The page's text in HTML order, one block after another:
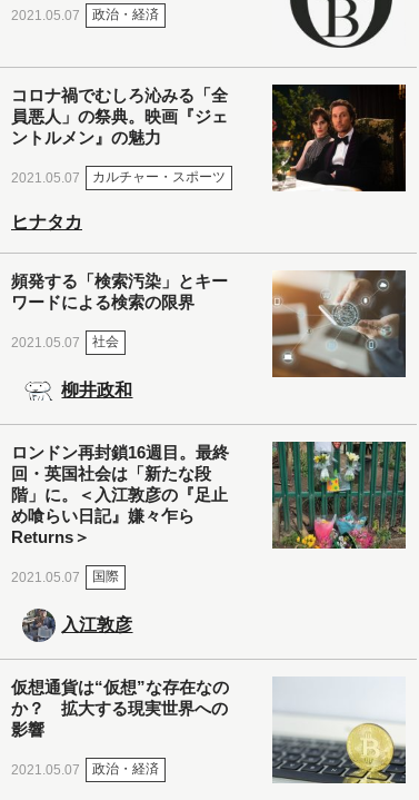
2021.05.07 政治・経済
コロナ禍でむしろ沁みる「全
員悪人」の祭典。映画『ジェ
ントルメン』の魅力
2021.05.07 カルチャー・スポーツ
ヒナタカ
頻発する「検索汚染」とキー
ワードによる検索の限界
2021.05.07 社会
柳井政和
ロンドン再封鎖16週目。最終
回・英国社会は「新たな段
階」に。＜入江敦彦の『足止
め喰らい日記』嫌々乍ら
Returns＞
2021.05.07 国際
入江敦彦
仮想通貨は“仮想”な存在なの
か？ 拡大する現実世界への
影響
2021.05.07 政治・経済